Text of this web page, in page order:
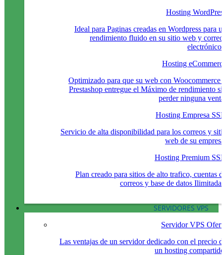
Hosting
Ideal para Paginas creadas en Wordpress para
rendimiento fluido en su sitio web y
Hosting
Optimizado para que su web con Woocommerce
Prestashop entregue el Máximo de rendimiento
perder ninguna
Hosting Empresa
Servicio de alta disponibilidad para los correos y
web de su
Hosting Premium
Plan creado para sitios de alto trafico, cuentas
correos y base de datos
SERVIDORES VPS
Servidor VPS
Las ventajas de un servidor dedicado con el precio
un hosting